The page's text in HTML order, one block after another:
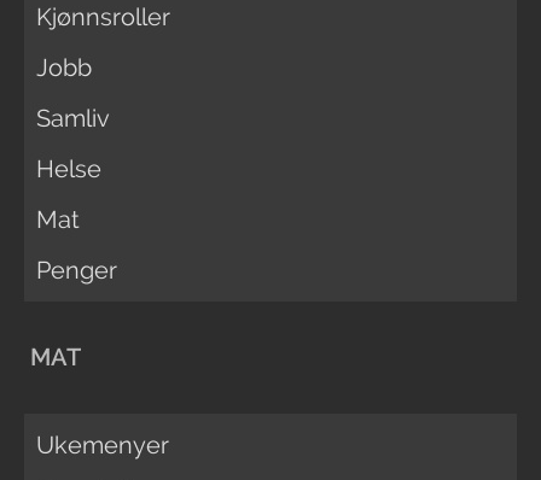
Kjønnsroller
Jobb
Samliv
Helse
Mat
Penger
MAT
Ukemenyer